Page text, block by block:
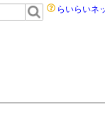
らいらいネ